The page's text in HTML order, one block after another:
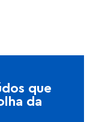
que
da